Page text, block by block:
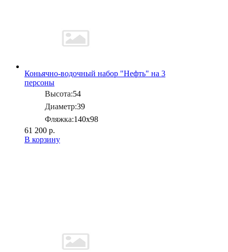
Коньячно-водочный набор "Нефть" на 3
персоны
Высота:54
Диаметр:39
Фляжка:140х98
61 200 р.
В корзину